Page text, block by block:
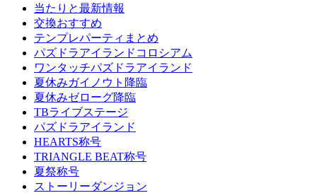
当たりと最新情報
交換おすすめ
テンプレパーティまとめ
パズドラアイランドコロシアム
ワンタッチパズドラアイランド
夏休みガイノウト降臨
夏休みゼローグ降臨
TBライブステージ
パズドラアイランド
HEARTS称号
TRIANGLE BEAT称号
夏祭称号
ストーリーダンジョン